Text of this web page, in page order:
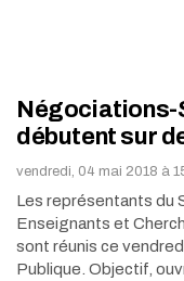
Négociations-
débutent sur
vendredi, 04 mai 2018 à
Les représentants du
Enseignants et
sont réunis ce
Publique. Objectif,